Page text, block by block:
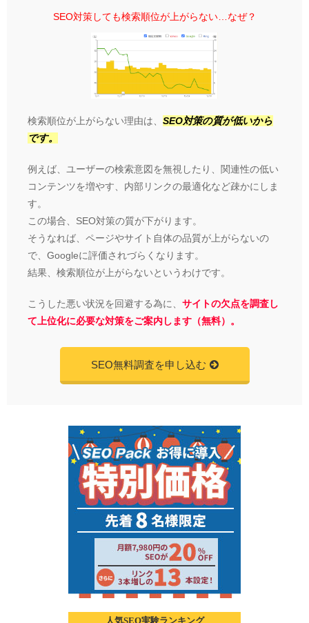
SEO対策しても検索順位が上がらない…なぜ？
検索順位が上がらない理由は、 SEO対策の質が低いから
です。
例えば、ユーザーの検索意図を無視したり、関連性の低い
コンテンツを増やす、内部リンクの最適化など疎かにしま
す。
この場合、SEO対策の質が下がります。
そうなれば、ページやサイト自体の品質が上がらないの
で、Googleに評価されづらくなります。
結果、検索順位が上がらないというわけです。
こうした悪い状況を回避する為に、 サイトの欠点を調査し
て上位化に必要な対策をご案内します（無料）。
SEO無料調査を申し込む